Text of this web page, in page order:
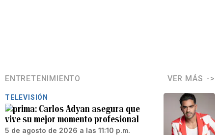
ENTRETENIMIENTO VER MÁS
TELEVISIÓN
Carlos Adyan asegura que
vive su mejor momento profesional
5 de agosto de 2026 a las 11:10 p.m.